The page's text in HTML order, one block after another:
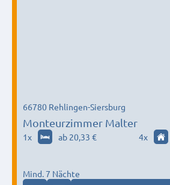
Monteurzimmer Malter
66780 Rehlingen-Siersburg
1x ab 20,33 € 4x
Mind. 7 Nächte